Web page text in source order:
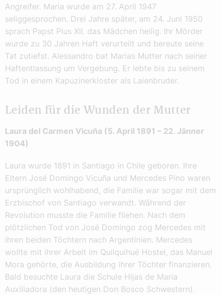
Angreifer. Maria wurde am 27. April 1947
seliggesprochen. Drei Jahre später, am 24. Juni 1950
sprach Papst Pius XII. das Mädchen heilig. Ihr Mörder
wurde zu 30 Jahren Haft verurteilt und bereute seine
Tat zutiefst. Alessandro bat Marias Mutter nach seiner
Haftentlassung um Vergebung. Er lebte bis zu seinem
Tod in einem Kapuzinerkloster als Laienbruder.
Leiden für die Wunden der Mutter
Laura del Carmen Vicuña (5. April 1891 – 22. Jänner
1904)
Laura wurde 1891 in Santiago in Chile geboren. Ihre
Eltern José Domingo Vicuña und Mercedes Pino waren
ursprünglich wohlhabend, die Familie war sogar mit dem
Erzbischof von Santiago verwandt. Während der
Revolution musste die Familie fliehen. Nach dem
plötzlichen Tod von José Domingo zog Mercedes mit
ihren beiden Töchtern nach Argentinien. Mercedes
wollte mit ihrer Arbeit im Quilquihué Hostel, das Manuel
Mora gehörte, die Ausbildung ihrer Töchter finanzieren.
Bald besuchte Laura die Schule Hijas de Maria
Auxiliadora (den heutigen Don Bosco Schwestern).